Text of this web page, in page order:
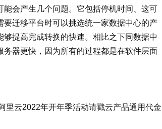
会产生几个问题。它包括停机时间、这可
迁移平台时可以挑选统一家数据中心的产
提高完成转换的快速。相比之下同数据中
器更快，因为所有的过程都是在软件层面
里云2022年开年季活动请戳云产品通用代金